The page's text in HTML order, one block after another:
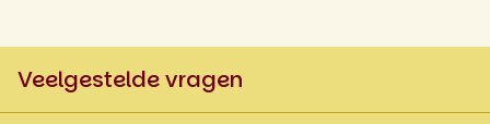
Veelgestelde vragen